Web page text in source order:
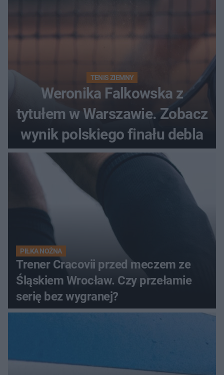
TENIS ZIEMNY
Weronika Falkowska z
tytułem w Warszawie. Zobacz
wynik polskiego finału debla
PIŁKA NOŻNA
Trener Cracovii przed meczem ze
Śląskiem Wrocław. Czy przełamie
serię bez wygranej?